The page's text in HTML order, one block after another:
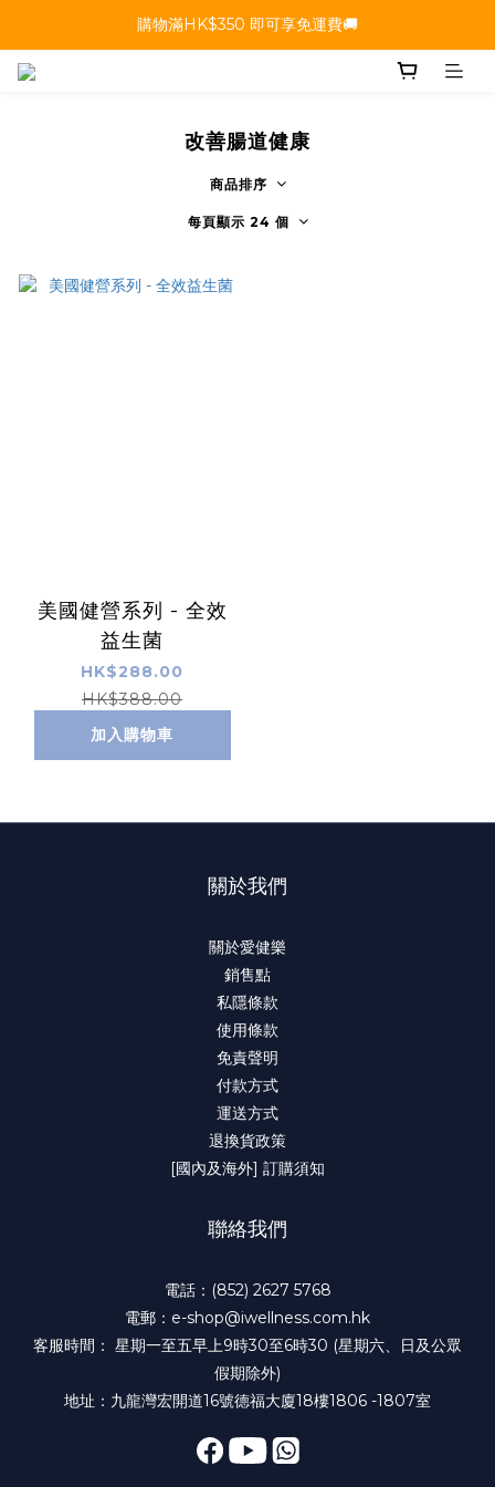
購物滿HK$350 即可享免運費🚚
改善腸道健康
商品排序
每頁顯示 24 個
美國健營系列 - 全效
益生菌
HK$288.00
HK$388.00
加入購物車
關於我們
關於愛健樂
銷售點
私隱條款
使用條款
免責聲明
付款方式
運送方式
退換貨政策
[國內及海外] 訂購須知
聯絡我們
電話：(852) 2627 5768
電郵：e-shop@iwellness.com.hk
客服時間： 星期一至五早上9時30至6時30 (星期六、日及公眾
假期除外)
地址：九龍灣宏開道16號德福大廈18樓1806 -1807室